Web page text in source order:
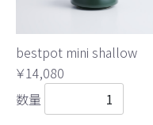
bestpot mini shallow
￥14,080
数量